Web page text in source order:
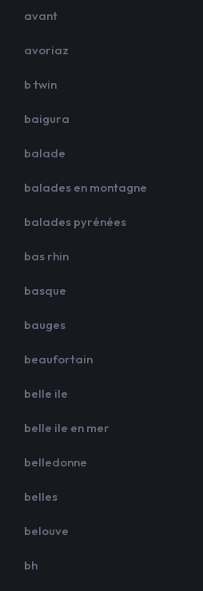
avant
avoriaz
b twin
baigura
balade
balades en montagne
balades pyrénées
bas rhin
basque
bauges
beaufortain
belle ile
belle ile en mer
belledonne
belles
belouve
bh